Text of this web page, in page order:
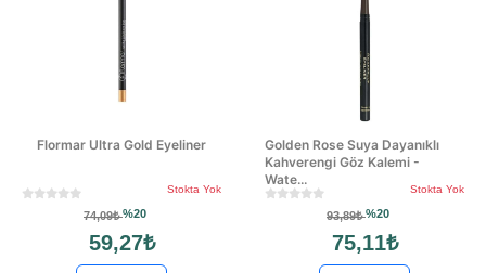
Flormar Ultra Gold Eyeliner
Stokta Yok
74,09₺%20
59,27₺
Golden Rose Suya Dayanıklı
Kahverengi Göz Kalemi -
Wate...
Stokta Yok
93,89₺%20
75,11₺